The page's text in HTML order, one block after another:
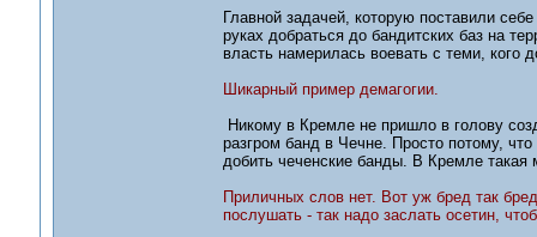
Главной задачей, которую поставили
руках добраться до бандитских баз на
власть намерилась воевать с теми, кого
Шикарный пример демагогии.
Никому в Кремле не пришло в голову
разгром банд в Чечне. Просто потому,
добить чеченские банды. В Кремле
Приличных слов нет. Вот уж бред так
послушать - так надо заслать осетин,